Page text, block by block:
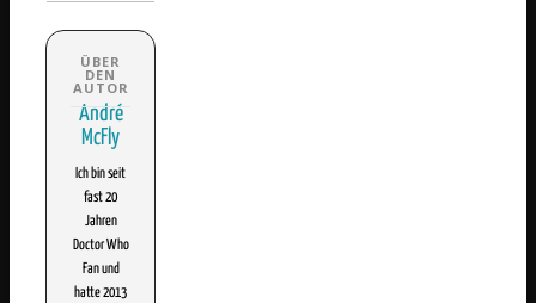
André
McFly
Ich bin seit
fast 20
Jahren
Doctor Who
Fan und
hatte 2013